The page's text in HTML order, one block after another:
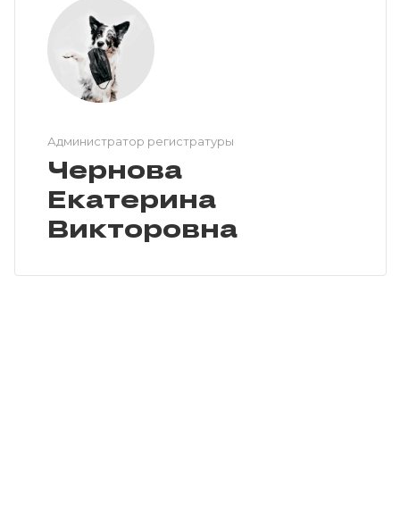
Администратор регистратуры
Чернова
Екатерина
Викторовна